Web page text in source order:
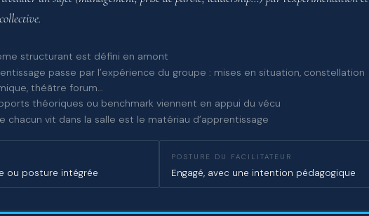
structurant est défini en amont
passe par l’expérience du groupe : mises en situation, constellation
théâtre forum…
théoriques ou benchmark viennent en appui du vécu
chacun vit dans la salle est le matériau d’apprentissage
ou posture intégrée
POSTURE DU FACILITATEUR
Engagé, avec une intention pédagogique